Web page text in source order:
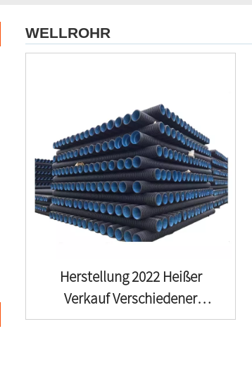
WELLROHR
Herstellung 2022 Heißer
Verkauf Verschiedener
Arten Von